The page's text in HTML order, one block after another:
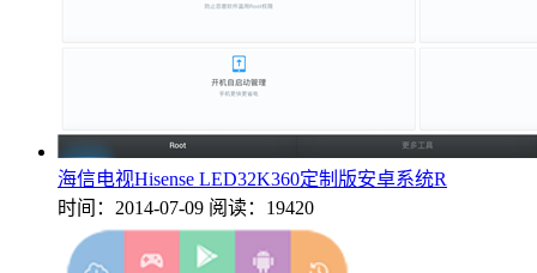
海信电视Hisense LED32K360定制版安卓系统R
时间：2014-07-09 阅读：19420